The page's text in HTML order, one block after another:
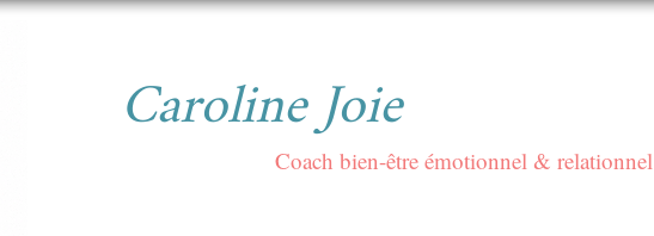
Caroline JoieCoach bien-être émotionnel & relationnel